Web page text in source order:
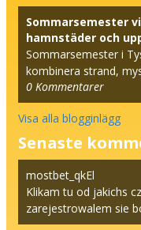
Sommarsemester
hamnstäder och
Sommarsemester i
kombinera strand,
0 Kommentarer
Visa alla blogginlägg
Senaste
mostbet_qkEl
Klikam tu od jakichs
zarejestrowalem sie